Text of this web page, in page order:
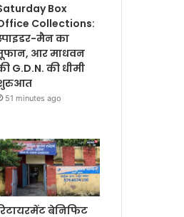
Box
Collections:
मैन का
आर माधवन
G.D.N. की धीमी
51 minutes ago
बेनिफिट